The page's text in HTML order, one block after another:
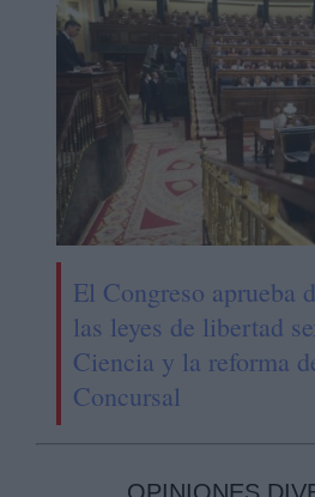
El Congreso aprueba
las leyes de libertad
Ciencia y la reforma
Concursal